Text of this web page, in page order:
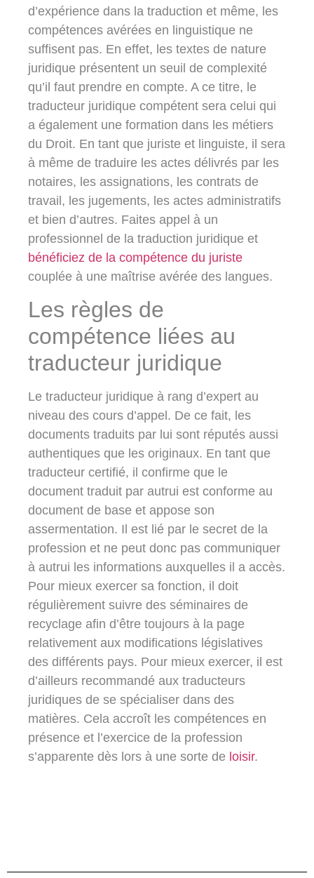
d’expérience dans la traduction et même, les
compétences avérées en linguistique ne
suffisent pas. En effet, les textes de nature
juridique présentent un seuil de complexité
qu’il faut prendre en compte. A ce titre, le
traducteur juridique compétent sera celui qui
a également une formation dans les métiers
du Droit. En tant que juriste et linguiste, il sera
à même de traduire les actes délivrés par les
notaires, les assignations, les contrats de
travail, les jugements, les actes administratifs
et bien d’autres. Faites appel à un
professionnel de la traduction juridique et
bénéficiez de la compétence du juriste
couplée à une maîtrise avérée des langues.
Les règles de
compétence liées au
traducteur juridique
Le traducteur juridique à rang d’expert au
niveau des cours d’appel. De ce fait, les
documents traduits par lui sont réputés aussi
authentiques que les originaux. En tant que
traducteur certifié, il confirme que le
document traduit par autrui est conforme au
document de base et appose son
assermentation. Il est lié par le secret de la
profession et ne peut donc pas communiquer
à autrui les informations auxquelles il a accès.
Pour mieux exercer sa fonction, il doit
régulièrement suivre des séminaires de
recyclage afin d’être toujours à la page
relativement aux modifications législatives
des différents pays. Pour mieux exercer, il est
d’ailleurs recommandé aux traducteurs
juridiques de se spécialiser dans des
matières. Cela accroît les compétences en
présence et l’exercice de la profession
s’apparente dès lors à une sorte de loisir.